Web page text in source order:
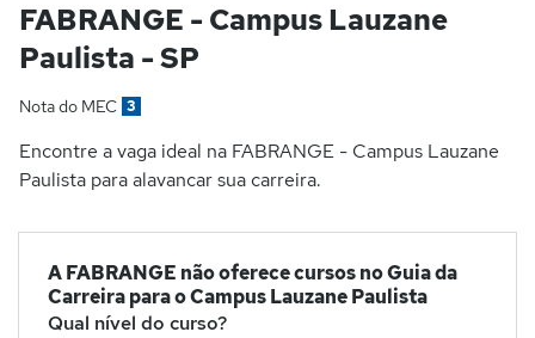
FABRANGE - Campus Lauzane
Paulista - SP
Nota do MEC 3
Encontre a vaga ideal na FABRANGE - Campus Lauzane
Paulista para alavancar sua carreira.
A FABRANGE não oferece cursos no Guia da
Carreira para o Campus Lauzane Paulista
Qual nível do curso?